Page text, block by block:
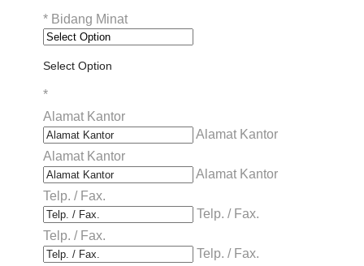
* Bidang Minat
Select Option
*
Alamat Kantor
Alamat Kantor
Alamat Kantor
Alamat Kantor
Telp. / Fax.
Telp. / Fax.
Telp. / Fax.
Telp. / Fax.